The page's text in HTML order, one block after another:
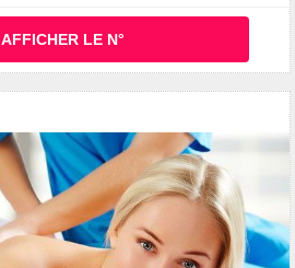
AFFICHER LE N°